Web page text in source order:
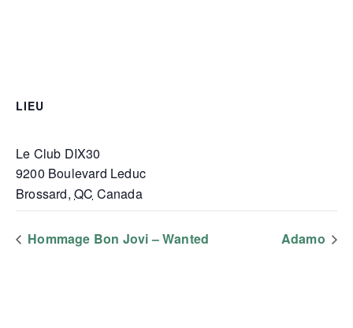
LIEU
Le Club DIX30
9200 Boulevard Leduc
Brossard, QC Canada
Hommage Bon Jovi – Wanted Adamo